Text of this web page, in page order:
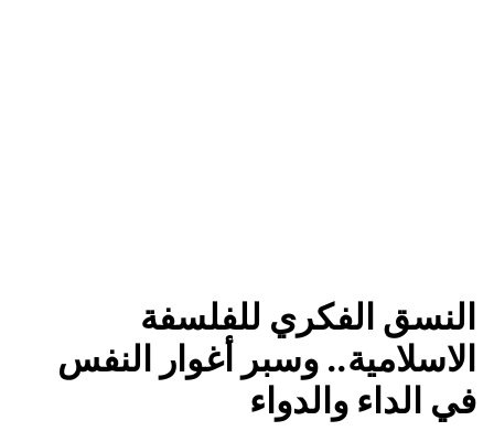
النسق الفكري للفلسفة
الاسلامية.. وسبر أغوار النفس
في الداء والدواء